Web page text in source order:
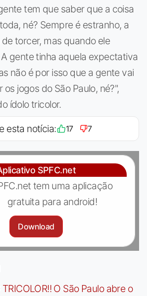
tem que saber que a coisa
né? Sempre é estranho, a
torcer, mas quando ele
gente tinha aquela expectativa
não é por isso que a gente vai
jogos do São Paulo, né?",
ídolo tricolor.
esta notícia: 17 7
SPFC.net
tem uma aplicação
gratuita para android!
Download
O São Paulo abre o